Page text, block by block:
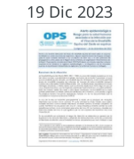
19 Dic 2023